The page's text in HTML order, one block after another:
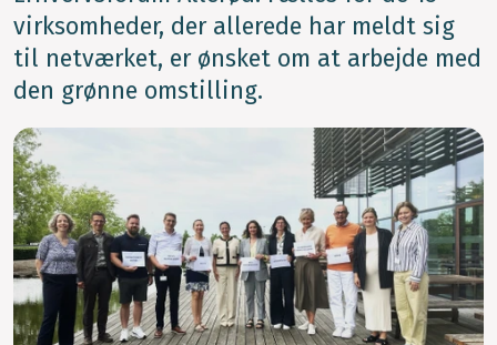
virksomheder, der allerede har meldt sig
til netværket, er ønsket om at arbejde med
den grønne omstilling.